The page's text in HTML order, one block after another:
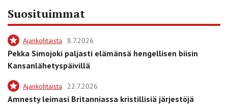
Suosituimmat
Ajankohtaista 8.7.2026
Pekka Simojoki paljasti elämänsä hengellisen biisin
Kansanlähetyspäivillä
Ajankohtaista 22.7.2026
Amnesty leimasi Britanniassa kristillisiä järjestöjä